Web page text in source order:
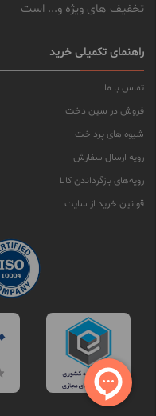
تخفیف های ویژه و... است
راهنمای تکمیلی خرید
تماس با ما
فروش در سین دخت
شیوه های پرداخت
رویه ارسال سفارش
رویه‌های بازگرداندن کالا
قوانین خرید از سایت